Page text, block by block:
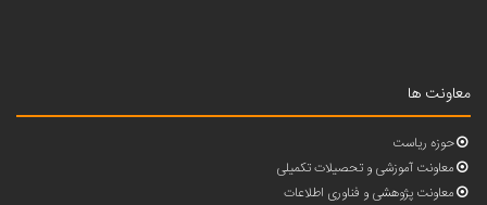
معاونت ها
حوزه ریاست
معاونت آموزشی و تحصیلات تکمیلی
معاونت پژوهشی و فناوری اطلاعات